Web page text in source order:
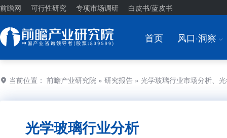
前瞻网 可行性研究 专项市场调研 白皮书/蓝皮书
首页 风口·洞察 I
当前位置： 前瞻产业研究院 » 研究报告 » 光学玻璃行业市场分析、
光学玻璃行业分析